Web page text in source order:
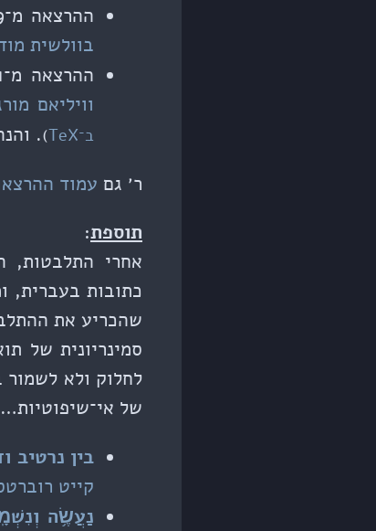
ההרצאה מ־2009:
בוולשית
ההרצאה מ־2011:
וויליאם
ב־TeX
)
.
ר׳ גם עמוד
תוספת:
אחרי התלבטות,
כתובות בעברית,
שהכריע את
סמינריונית של
לחלוק ולא
של אי־שיפוטיות…
בין נרטיב
קייט
נַעֲשֶׂ֥ה